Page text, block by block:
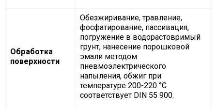
Обработка
поверхности
Обезжиривание, травление,
фосфатирование, пассивация,
погружение в водорастовримый
грунт, нанесение порошковой
эмали методом
пневмоэлектрического
напыления, обжиг при
температуре 200-220 °С
соответствует DIN 55 900.